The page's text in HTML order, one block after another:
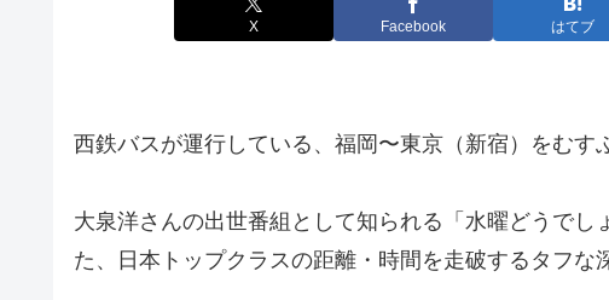
X Facebook はてブ
西鉄バスが運行している、福岡〜東京（新宿）をむす
大泉洋さんの出世番組として知られる「水曜どうでし
た、日本トップクラスの距離・時間を走破するタフな